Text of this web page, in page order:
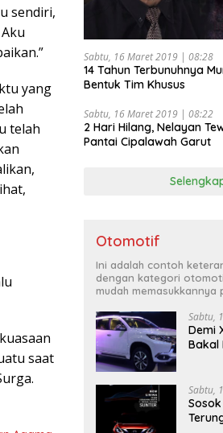
sendiri,
yang
telah
saat
Sabtu, 16 Maret 2019 | 08:28
14 Tahun Terbunuhnya
Bentuk Tim Khusus
Sabtu, 16 Maret 2019 | 08:22
2 Hari Hilang, Nelayan
Pantai Cipalawah Garut
Otomotif
Ini adalah contoh
dengan kategori
mudah memasukkannya
Sabtu,
Demi
Bakal
Sabtu,